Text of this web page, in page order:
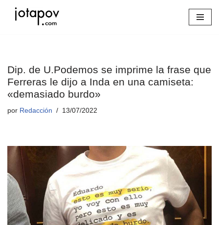
Dip. de U.Podemos se imprime la frase que
Ferreras le dijo a Inda en una camiseta:
«demasiado burdo»
por Redacción 13/07/2022